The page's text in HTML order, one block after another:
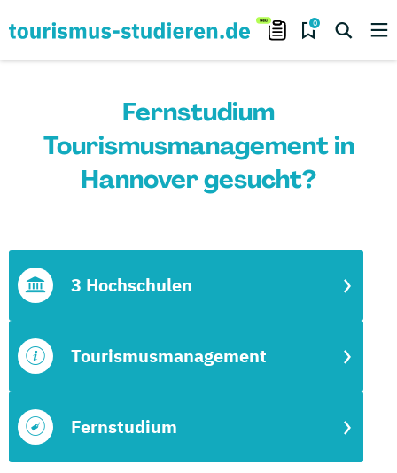
0
Fernstudium
Tourismusmanagement in
Hannover gesucht?
Fernstudium
Tourismusmanagement
3 Hochschulen